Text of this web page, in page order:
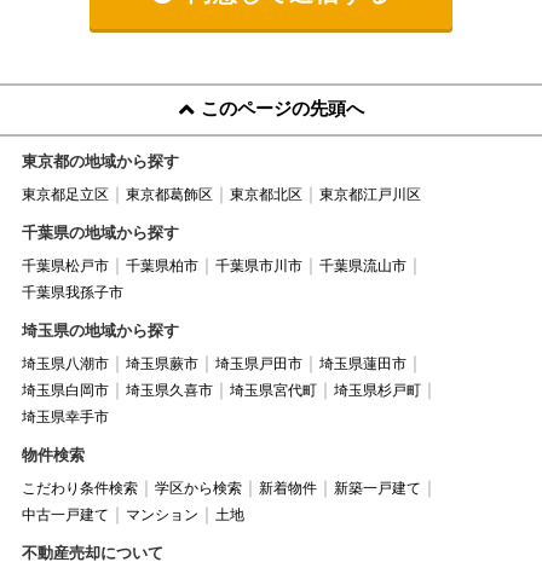
このページの先頭へ
東京都の地域から探す
東京都足立区 東京都葛飾区 東京都北区 東京都江戸川区
千葉県の地域から探す
千葉県松戸市 千葉県柏市 千葉県市川市
千葉県流山市
千葉県我孫子市
埼玉県の地域から探す
埼玉県八潮市 埼玉県蕨市 埼玉県戸田市
埼玉県蓮田市
埼玉県白岡市
埼玉県久喜市 埼玉県宮代町
埼玉県杉戸町
埼玉県幸手市
物件検索
こだわり条件検索 学区から検索 新着物件
新築一戸建て
中古一戸建て
マンション 土地
不動産売却について